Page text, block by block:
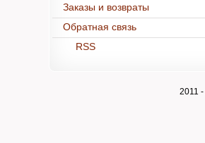
Заказы и возвраты
Обратная связь
RSS
2011 -